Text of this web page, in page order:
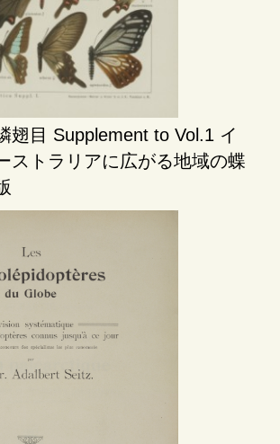
翅目 Supplement to Vol.1 イ
ストラリアに広がる地域の蝶